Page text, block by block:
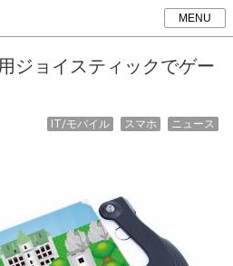
MENU
ジョイスティックでゲー
ニュース
スマホ
IT/モバイル